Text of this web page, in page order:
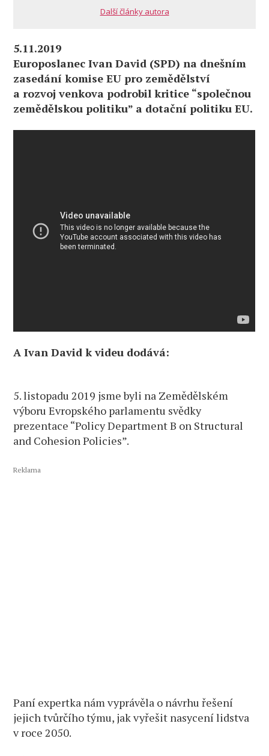
Další články autora
5.11.2019
Europoslanec Ivan David (SPD) na dnešním
zasedání komise EU pro zemědělství
a rozvoj venkova podrobil kritice “společnou
zemědělskou politiku” a dotační politiku EU.
A Ivan David k videu dodává:
5. listopadu 2019 jsme byli na Zemědělském
výboru Evropského parlamentu svědky
prezentace “Policy Department B on Structural
and Cohesion Policies”.
Reklama
Paní expertka nám vyprávěla o návrhu řešení
jejich tvůrčího týmu, jak vyřešit nasycení lidstva
v roce 2050.